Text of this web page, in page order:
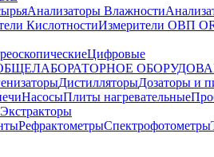
Анализаторы Влажности
КислотностиИзмерители ОВП
Цифровые
ДистилляторыДозаторы и
НасосыПлиты нагревательные
Экстракторы
РефрактометрыСпектрофотометры